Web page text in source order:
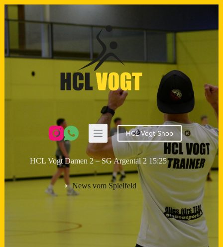
Zum
Inhalt
HCL Vogt Shop
HCL Vogt Damen 2 – SG Argental 2 15:25
News vom Spielfeld